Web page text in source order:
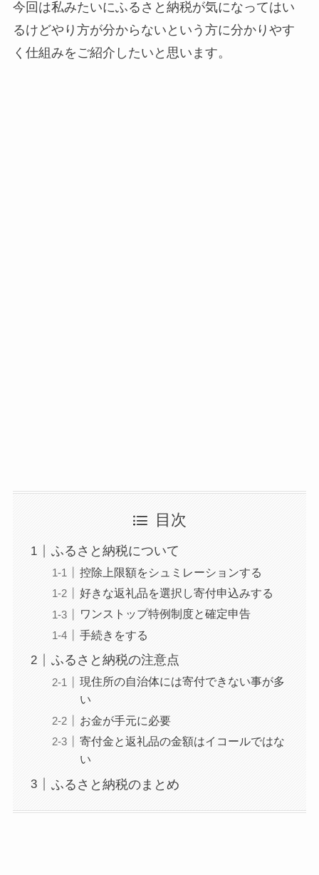
今回は私みたいにふるさと納税が気になってはい
るけどやり方が分からないという方に分かりやす
く仕組みをご紹介したいと思います。
目次
ふるさと納税について
控除上限額をシュミレーションする
好きな返礼品を選択し寄付申込みする
ワンストップ特例制度と確定申告
手続きをする
ふるさと納税の注意点
現住所の自治体には寄付できない事が多
い
お金が手元に必要
寄付金と返礼品の金額はイコールではな
い
ふるさと納税のまとめ